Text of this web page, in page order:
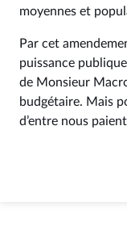
moyennes et
Par cet
puissance
de Monsieur
budgétaire. Mais
d’entre nous